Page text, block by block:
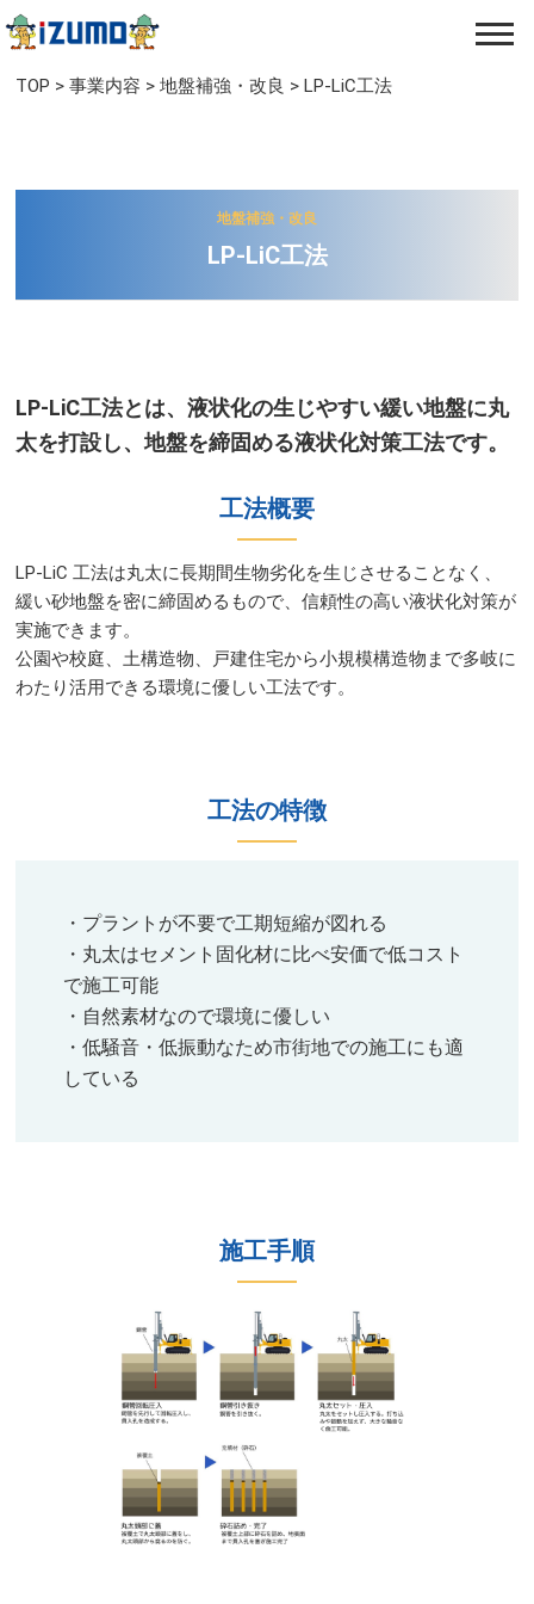
TOP >事業内容 >地盤補強・改良 >LP‐LiC工法
地盤補強・改良
LP‐LiC工法​​
LP‐LiC工法とは、液状化の生じやすい緩い地盤に丸
太を打設し、地盤を締固める液状化対策工法です。​​​​
工法概要​​
LP-LiC 工法は丸太に長期間生物劣化を生じさせることなく、
緩い砂地盤を密に締固めるもので、信頼性の高い液状化対策が
実施できます。​
公園や校庭、土構造物、戸建住宅から小規模構造物まで多岐に
わたり活用できる環境に優しい工法です。​​​​​​​
工法の特徴​​​
・プラントが不要で工期短縮が図れる​
・丸太はセメント固化材に比べ安価で低コスト
で施工可能​
・自然素材なので環境に優しい​
・低騒音・低振動なため市街地での施工にも適
している​​​​​​​​
施工手順​​​